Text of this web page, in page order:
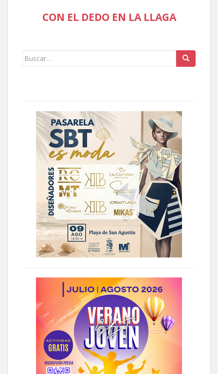
CON EL DEDO EN LA LLAGA
Buscar: